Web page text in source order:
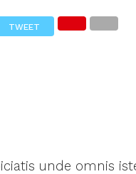
TWEET
unde omnis